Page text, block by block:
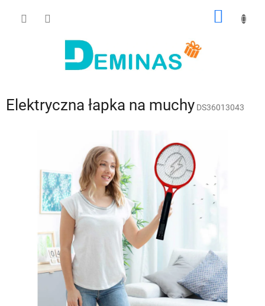
Elektryczna łapka na muchy DS36013043